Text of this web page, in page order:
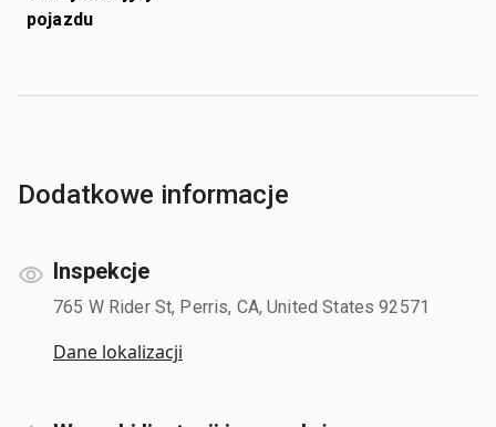
pojazdu
Dodatkowe informacje
Inspekcje
765 W Rider St, Perris, CA, United States 92571
Dane lokalizacji